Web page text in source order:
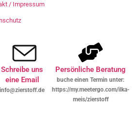
/ Impressum
Schreibe uns
eine Email
info@zierstoff.de
Persönliche Beratung
buche einen Termin unter:
https://my.meetergo.com/ilka-
meis/zierstoff